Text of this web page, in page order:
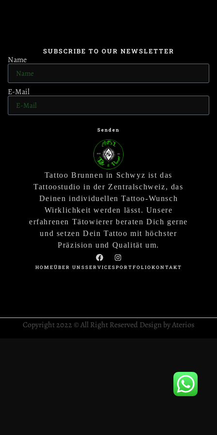
SUBSCRIBE TO OUR NEWSLETTER
Name
E-Mail
Senden
Tattoo Brunnen in Schwyz ist das
Tattoostudio in der Zentralschweiz, das
Deinen individuellen Tattoo-Wunsch
Wirklichkeit werden lässt. Unsere
erfahrenen Tätowierer beraten Dich gerne
und setzen Dein Tattoo mit höchster
Präzision und Qualität um.
HOMEÜBER UNSSERVICESPORTFOLIOKONTAKT
Copyright 2022 © All Right Reserved Design by Aterios